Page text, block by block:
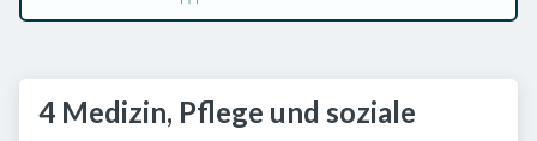
4 Medizin, Pflege und soziale